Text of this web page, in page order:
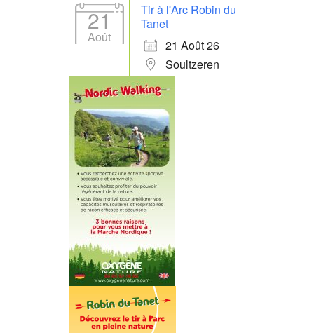
21
Août
Tir à l'Arc Robin du
Tanet
21 Août 26
Soultzeren